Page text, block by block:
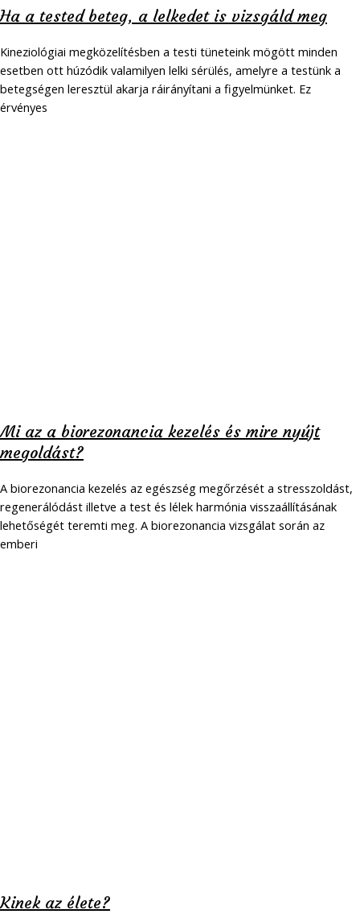
Ha a tested beteg, a lelkedet is vizsgáld meg
Kineziológiai megközelítésben a testi tüneteink mögött minden
esetben ott húzódik valamilyen lelki sérülés, amelyre a testünk a
betegségen leresztül akarja ráirányítani a figyelmünket. Ez
érvényes
Mi az a biorezonancia kezelés és mire nyújt
megoldást?
A biorezonancia kezelés az egészség megőrzését a stresszoldást,
regenerálódást illetve a test és lélek harmónia visszaállításának
lehetőségét teremti meg. A biorezonancia vizsgálat során az
emberi
Kinek az élete?